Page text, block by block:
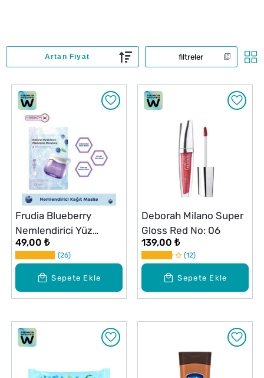
filtreler
Sepete Ekle
Frudia Blueberry
Nemlendirici Yüz
Maskesi 1 Adet
49,00 ₺
26
Sepete Ekle
Deborah Milano Super
Gloss Red No: 06
139,00 ₺
12